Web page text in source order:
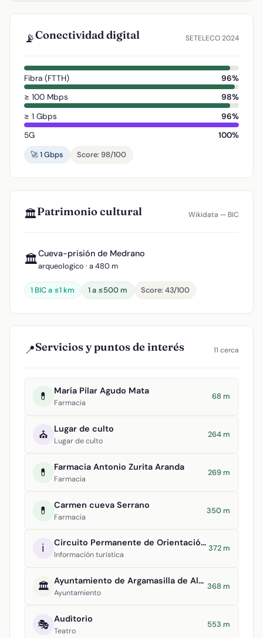
📡Conectividad digital SETELECO 2024
Fibra (FTTH)
96%
≥ 100 Mbps
98%
≥ 1 Gbps
96%
5G
100%
🚀 1 Gbps
Score: 98/100
🏛️Patrimonio cultural Wikidata — BIC
🏛️Cueva-prisión de Medrano
arqueologico · a 480 m
1 BIC a ≤1 km 1 a ≤500 m Score: 43/100
📍Servicios y puntos de interés 11 cerca
💊 María Pilar Agudo Mata
Farmacia
68 m
⛪ Lugar de culto
Lugar de culto
264 m
💊 Farmacia Antonio Zurita Aranda
Farmacia
269 m
💊 Carmen cueva Serrano
Farmacia
350 m
ℹ️ Circuito Permanente de Orientación Argamasilla de Alba
Información turística
372 m
🏛️ Ayuntamiento de Argamasilla de Alba
Ayuntamiento
368 m
🎭 Auditorio
Teatro
553 m